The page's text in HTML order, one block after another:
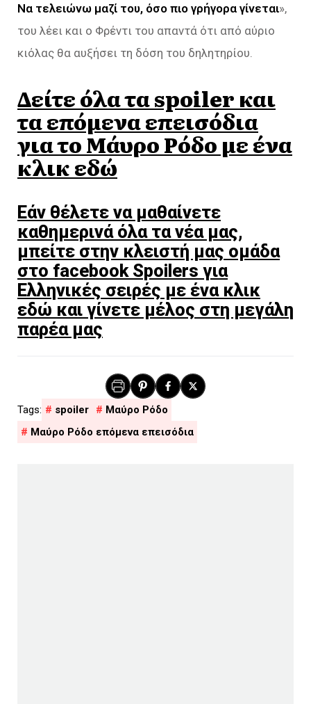
Να τελειώνω μαζί του, όσο πιο γρήγορα γίνεται»,
του λέει και ο Φρέντι του απαντά ότι από αύριο
κιόλας θα αυξήσει τη δόση του δηλητηρίου.
Δείτε όλα τα spoiler και
τα επόμενα επεισόδια
για το Mάυρο Ρόδο με ένα
κλικ εδώ
Εάν θέλετε να μαθαίνετε
καθημερινά όλα τα νέα μας,
μπείτε στην κλειστή μας ομάδα
στο facebook Spoilers για
Ελληνικές σειρές με ένα κλικ
εδώ και γίνετε μέλος στη μεγάλη
παρέα μας
spoiler
Μαύρο Ρόδο
Μαύρο Ρόδο επόμενα επεισόδια